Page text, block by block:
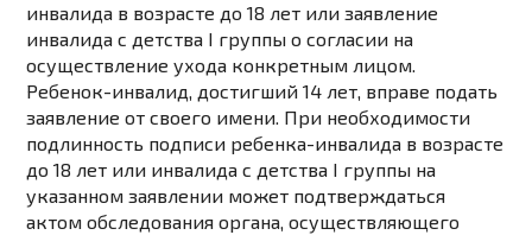
инвалида в возрасте до 18 лет или заявление
инвалида с детства I группы о согласии на
осуществление ухода конкретным лицом.
Ребенок-инвалид, достигший 14 лет, вправе подать
заявление от своего имени. При необходимости
подлинность подписи ребенка-инвалида в возрасте
до 18 лет или инвалида с детства I группы на
указанном заявлении может подтверждаться
актом обследования органа, осуществляющего